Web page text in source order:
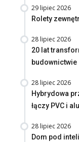
29 lipiec 2026
Rolety
28 lipiec 2026
20 lat
budownictwie
28 lipiec 2026
Hybrydowa
łączy PVC i
28 lipiec 2026
Dom pod